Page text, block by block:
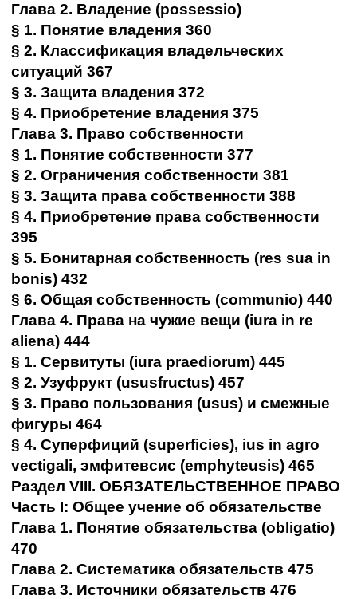
Глава 2. Владение (possessio)
§ 1. Понятие владения 360
§ 2. Классификация владельческих
ситуаций 367
§ 3. Защита владения 372
§ 4. Приобретение владения 375
Глава 3. Право собственности
§ 1. Понятие собственности 377
§ 2. Ограничения собственности 381
§ 3. Защита права собственности 388
§ 4. Приобретение права собственности
395
§ 5. Бонитарная собственность (res sua in
bonis) 432
§ 6. Общая собственность (communio) 440
Глава 4. Права на чужие вещи (iura in re
aliena) 444
§ 1. Сервитуты (iura praediorum) 445
§ 2. Узуфрукт (ususfructus) 457
§ 3. Право пользования (usus) и смежные
фигуры 464
§ 4. Суперфиций (superficies), ius in agro
vectigali, эмфитевсис (emphyteusis) 465
Раздел VIII. ОБЯЗАТЕЛЬСТВЕННОЕ ПРАВО
Часть I: Общее учение об обязательстве
Глава 1. Понятие обязательства (obligatio)
470
Глава 2. Систематика обязательств 475
Глава 3. Источники обязательств 476